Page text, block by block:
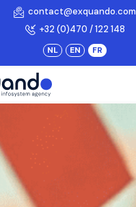
contact@exquando.com
+32 (0)470 / 122 148